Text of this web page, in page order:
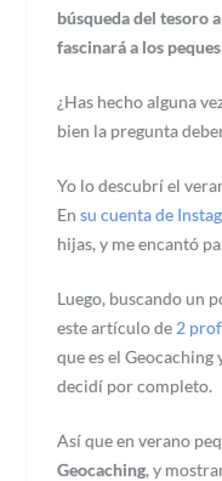
búsqueda del tesoro
fascinará a los
¿Has hecho alguna
bien la pregunta
Yo lo descubrí el
Ensu cuenta de
hijas, y me encantó
Luego, buscando un
este artículo de 2
que es el
decidí por completo.
Así que en verano
Geocaching, y